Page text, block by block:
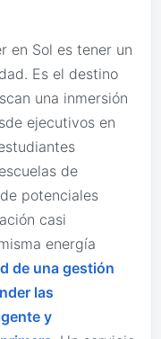
en Sol es tener un
Es el destino
una inmersión
ejecutivos en
de
potenciales
casi
energía
de una gestión
las
y